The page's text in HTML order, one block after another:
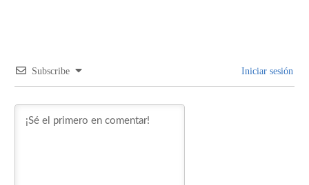
Subscribe Iniciar sesión